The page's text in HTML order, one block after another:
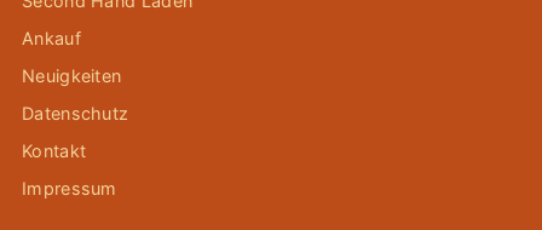
Ankauf
Neuigkeiten
Datenschutz
Kontakt
Impressum